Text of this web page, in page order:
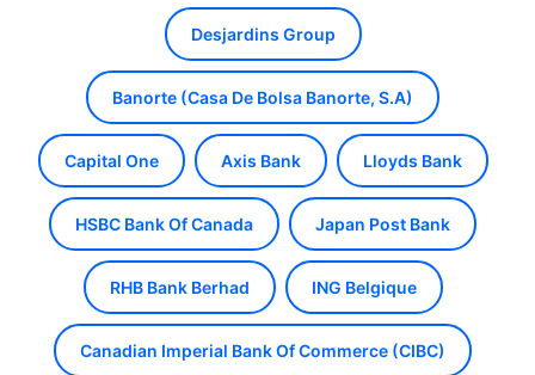
Desjardins Group
Banorte (Casa De Bolsa Banorte, S.A)
Capital One Axis Bank Lloyds Bank
HSBC Bank Of Canada Japan Post Bank
RHB Bank Berhad ING Belgique
Canadian Imperial Bank Of Commerce (CIBC)